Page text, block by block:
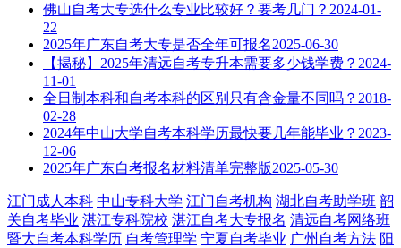
佛山自考大专选什么专业比较好？要考几门？ 2024-01-
22
2025年广东自考大专是否全年可报名2025-06-30
【揭秘】2025年清远自考专升本需要多少钱学费？ 2024-
11-01
全日制本科和自考本科的区别只有含金量不同吗？ 2018-
02-28
2024年中山大学自考本科学历最快要几年能毕业？ 2023-
12-06
2025年广东自考报名材料清单完整版2025-05-30
江门成人本科 中山专科大学 江门自考机构 湖北自考助学班 韶
关自考毕业 湛江专科院校 湛江自考大专报名 清远自考网络班
暨大自考本科学历 自考管理学 宁夏自考毕业 广州自考方法 阳